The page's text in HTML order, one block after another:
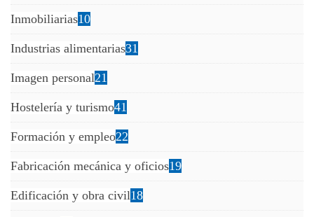
Inmobiliarias10
Industrias alimentarias31
Imagen personal21
Hostelería y turismo41
Formación y empleo22
Fabricación mecánica y oficios19
Edificación y obra civil18